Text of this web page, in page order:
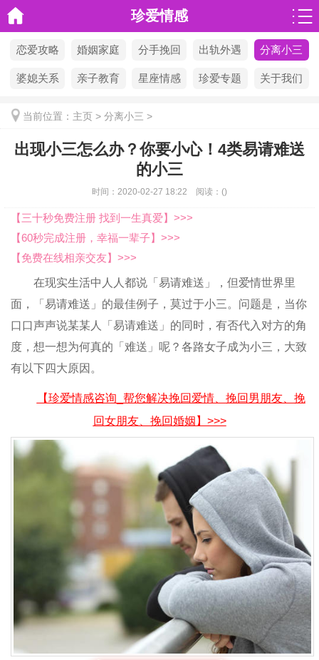
珍爱情感
恋爱攻略 婚姻家庭 分手挽回 出轨外遇 分离小三
婆媳关系 亲子教育 星座情感 珍爱专题 关于我们
当前位置： 主页 > 分离小三 >
出现小三怎么办？你要小心！4类易请难送
的小三
时间： 2020-02-27 18:22 阅读： ()
【三十秒免费注册 找到一生真爱】>>>
【60秒完成注册，幸福一辈子】>>>
【免费在线相亲交友】>>>
在现实生活中人人都说「易请难送」，但爱情世界里
面，「易请难送」的最佳例子，莫过于小三。问题是，当你
口口声声说某某人「易请难送」的同时，有否代入对方的角
度，想一想为何真的「难送」呢？各路女子成为小三，大致
有以下四大原因。
【珍爱情感咨询_帮您解决挽回爱情、挽回男朋友、挽
回女朋友、挽回婚姻】>>>